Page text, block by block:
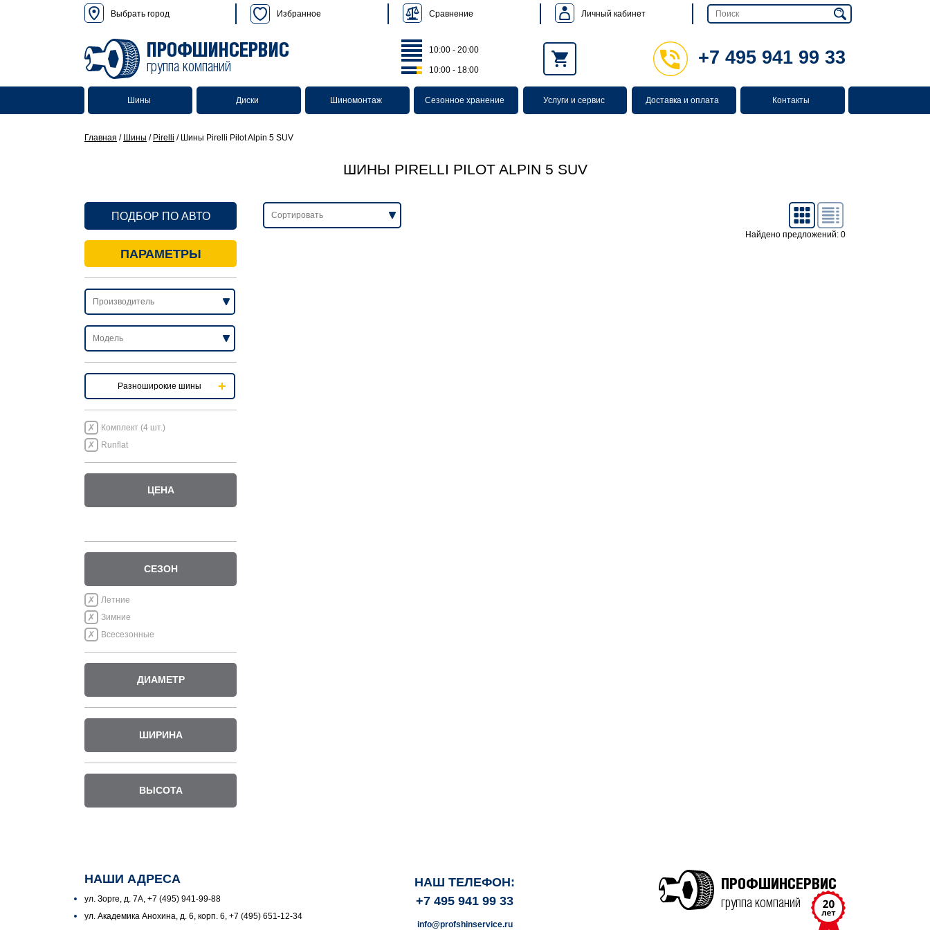
Выбрать город Избранное Сравнение Личный кабинет
ПРОФШИНСЕРВИС
группа компаний
10:00 - 20:00
10:00 - 18:00
+7 495 941 99 33
Шины Диски Шиномонтаж Сезонное хранение Услуги и сервис Доставка и оплата Контакты
Главная / Шины / Pirelli / Шины Pirelli Pilot Alpin 5 SUV
ШИНЫ PIRELLI PILOT ALPIN 5 SUV
ПОДБОР ПО АВТО
ПАРАМЕТРЫ
Разноширокие шины
Комплект (4 шт.)
Runflat
ЦЕНА
СЕЗОН
Летние
Зимние
Всесезонные
ДИАМЕТР
ШИРИНА
ВЫСОТА
Найдено предложений: 0
НАШИ АДРЕСА
ул. Зорге, д. 7А, +7 (495) 941-99-88
ул. Академика Анохина, д. 6, корп. 6, +7 (495) 651-12-34
НАШ ТЕЛЕФОН:
+7 495 941 99 33
info@profshinservice.ru
ПРОФШИНСЕРВИС
группа компаний